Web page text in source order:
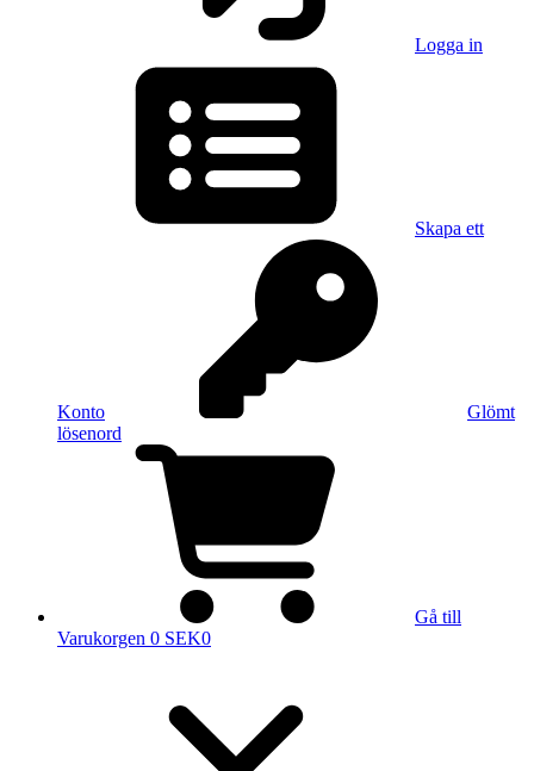
Logga in
Skapa ett
Konto
Glömt
lösenord
Gå till
Varukorgen 0 SEK0